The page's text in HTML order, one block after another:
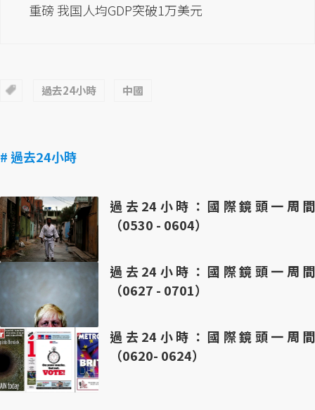
重磅 我国人均GDP突破1万美元
過去24小時 中國
# 過去24小時
過去24小時：國際鏡頭一周間
（0530 - 0604）
過去24小時：國際鏡頭一周間
（0627 - 0701）
過去24小時：國際鏡頭一周間
（0620- 0624）